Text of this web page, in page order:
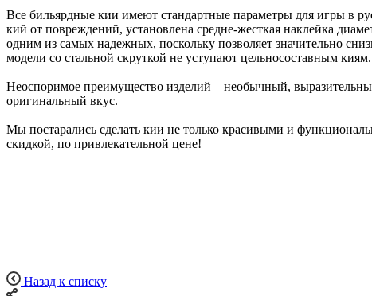
Все бильярдные кии имеют стандартные параметры для игры в
кий от повреждений, установлена средне-жесткая наклейка
одним из самых надежных, поскольку позволяет значительно
модели со стальной скруткой не уступают цельносоставным киям.
Неоспоримое преимущество изделий – необычный,
оригинальный вкус.
Мы постарались сделать кии не только красивыми и
скидкой, по привлекательной цене!
Назад к списку